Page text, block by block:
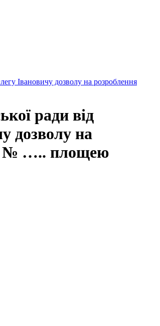
Івановичу дозволу на розроблення
ради від
дозволу на
№ ….. площею